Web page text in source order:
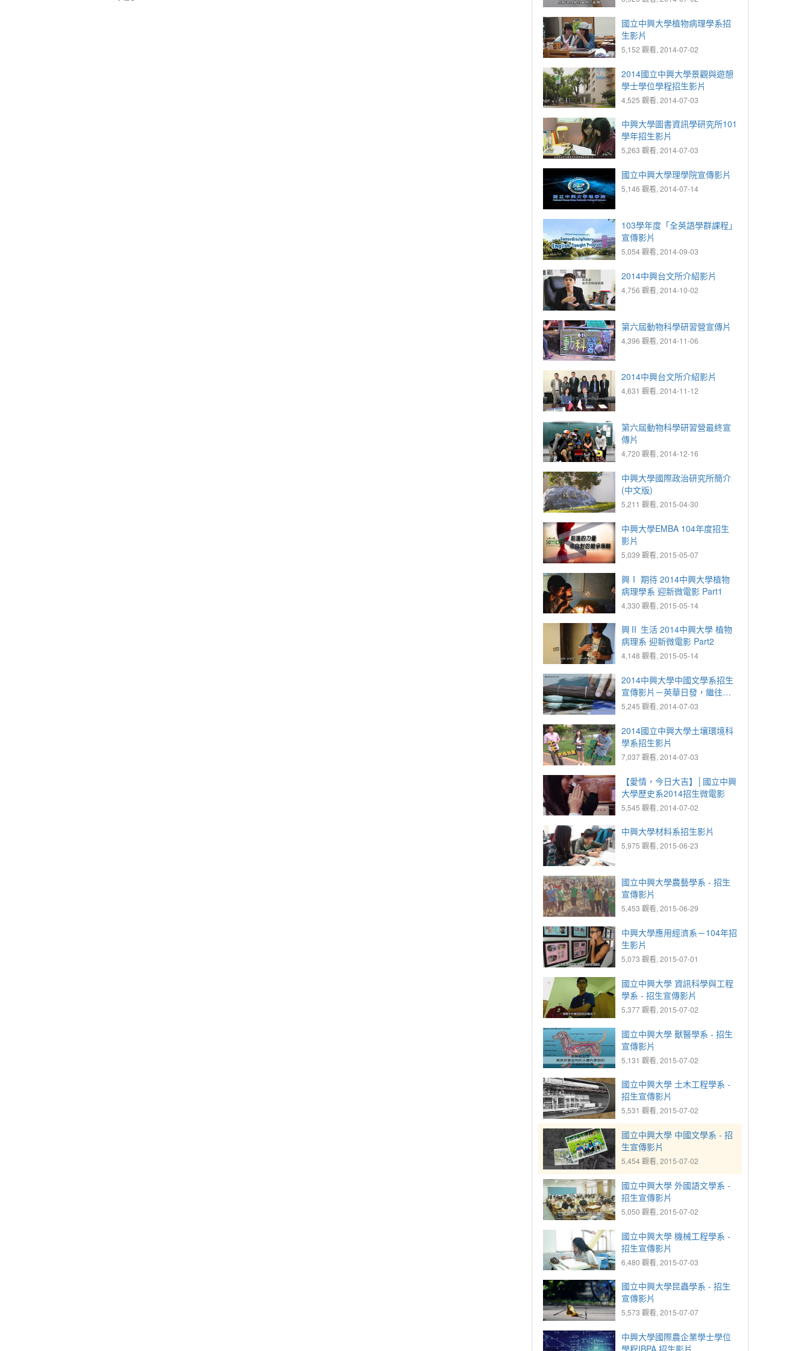
國立中興大學植物病理學系招
生影片
5,152 觀看, 2014-07-02
2014國立中興大學景觀與遊憩
學士學位學程招生影片
4,525 觀看, 2014-07-03
中興大學圖書資訊學研究所101
學年招生影片
5,263 觀看, 2014-07-03
國立中興大學理學院宣傳影片
5,146 觀看, 2014-07-14
103學年度「全英語學群課程」
宣傳影片
5,054 觀看, 2014-09-03
2014中興台文所介紹影片
4,756 觀看, 2014-10-02
第六屆動物科學研習營宣傳片
4,396 觀看, 2014-11-06
2014中興台文所介紹影片
4,631 觀看, 2014-11-12
第六屆動物科學研習營最終宣
傳片
4,720 觀看, 2014-12-16
中興大學國際政治研究所簡介
(中文版)
5,211 觀看, 2015-04-30
中興大學EMBA 104年度招生
影片
5,039 觀看, 2015-05-07
興Ⅰ 期待 2014中興大學植物
病理學系 迎新微電影 Part1
4,330 觀看, 2015-05-14
興Ⅱ 生活 2014中興大學 植物
病理系 迎新微電影 Part2
4,148 觀看, 2015-05-14
2014中興大學中國文學系招生
宣傳影片－英華日發，繼往開
來
5,245 觀看, 2014-07-03
2014國立中興大學土壤環境科
學系招生影片
7,037 觀看, 2014-07-03
【愛情，今日大吉】│國立中興
大學歷史系2014招生微電影
5,545 觀看, 2014-07-02
中興大學材料系招生影片
5,975 觀看, 2015-06-23
國立中興大學農藝學系 - 招生
宣傳影片
5,453 觀看, 2015-06-29
中興大學應用經濟系－104年招
生影片
5,073 觀看, 2015-07-01
國立中興大學 資訊科學與工程
學系 - 招生宣傳影片
5,377 觀看, 2015-07-02
國立中興大學 獸醫學系 - 招生
宣傳影片
5,131 觀看, 2015-07-02
國立中興大學 土木工程學系 -
招生宣傳影片
5,531 觀看, 2015-07-02
國立中興大學 中國文學系 - 招
生宣傳影片
5,454 觀看, 2015-07-02
國立中興大學 外國語文學系 -
招生宣傳影片
5,050 觀看, 2015-07-02
國立中興大學 機械工程學系 -
招生宣傳影片
6,480 觀看, 2015-07-03
國立中興大學昆蟲學系 - 招生
宣傳影片
5,573 觀看, 2015-07-07
中興大學國際農企業學士學位